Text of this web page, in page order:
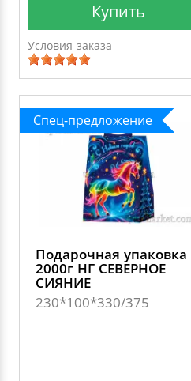
Купить
Условия заказа
Спец-предложение
Подарочная упаковка
2000г НГ СЕВЕРНОЕ
СИЯНИЕ
230*100*330/375